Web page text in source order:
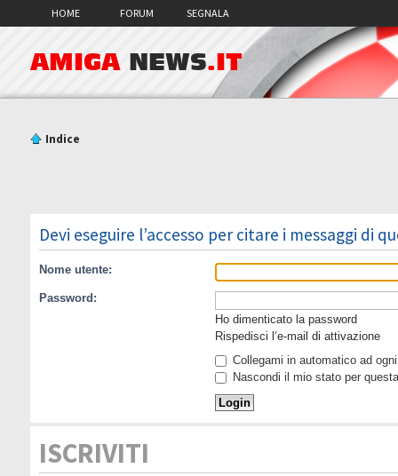
HOME FORUM SEGNALA
AMIGA NEWS.IT
Indice
Devi eseguire l’accesso per citare i messaggi di
Nome utente:
Password:
Ho dimenticato la password
Rispedisci l’e-mail di attivazione
Collegami in automatico ad
Nascondi il mio stato per
ISCRIVITI